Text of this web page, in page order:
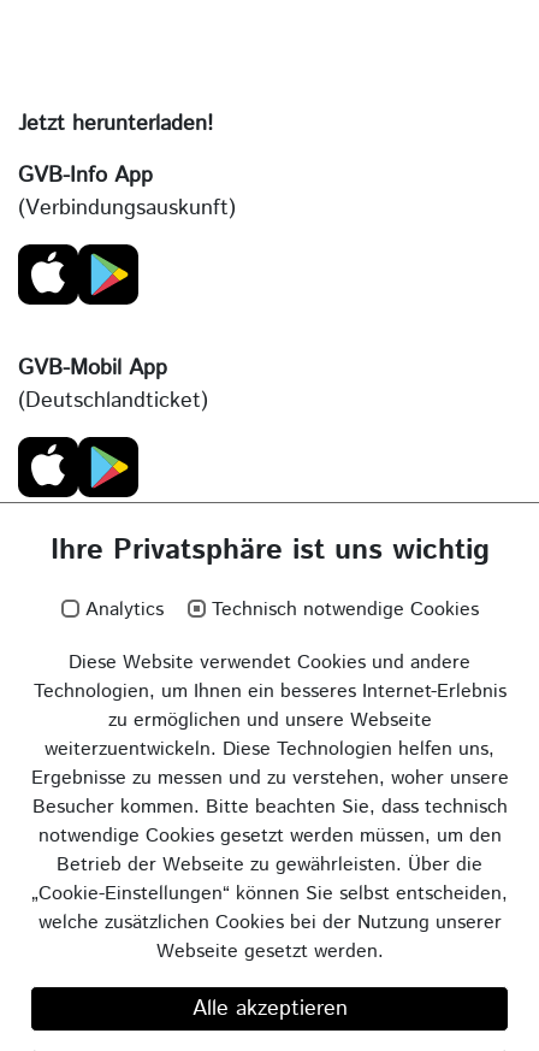
Jetzt herunterladen!
GVB-Info App
(Verbindungsauskunft)
GVB-Mobil App
(Deutschlandticket)
Ihre Privatsphäre ist uns wichtig
Analytics
Technisch notwendige Cookies
Diese Website verwendet Cookies und andere
Technologien, um Ihnen ein besseres Internet-Erlebnis
zu ermöglichen und unsere Webseite
weiterzuentwickeln. Diese Technologien helfen uns,
Ergebnisse zu messen und zu verstehen, woher unsere
Besucher kommen. Bitte beachten Sie, dass technisch
notwendige Cookies gesetzt werden müssen, um den
Betrieb der Webseite zu gewährleisten. Über die
„Cookie-Einstellungen“ können Sie selbst entscheiden,
welche zusätzlichen Cookies bei der Nutzung unserer
Webseite gesetzt werden.
Alle akzeptieren